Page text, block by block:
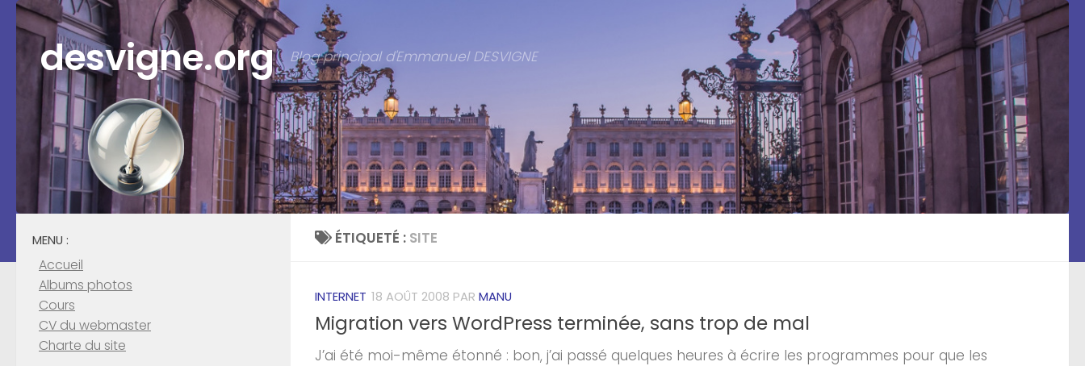
Skip to content
desvigne.org Blog principal d'Emmanuel DESVIGNE
ÉTIQUETÉ : SITE
INTERNET 18 AOÛT 2008 PAR MANU
Migration vers WordPress terminée, sans trop de mal
J’ai été moi-même étonné : bon, j’ai passé quelques heures à écrire les programmes pour que les
MENU :
Accueil
Albums photos
Cours
CV du webmaster
Charte du site